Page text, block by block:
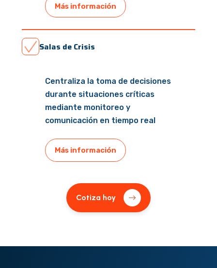
Más información
Salas de Crisis
Centraliza la toma de decisiones
durante situaciones críticas
mediante monitoreo y
comunicación en tiempo real
Más información
Cotiza hoy